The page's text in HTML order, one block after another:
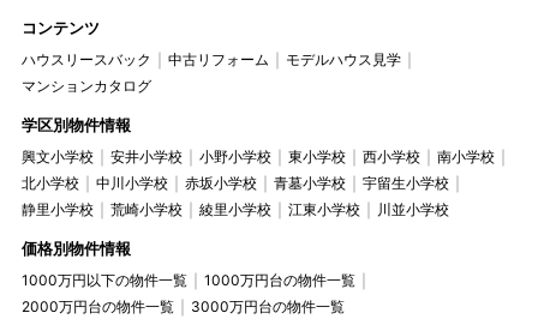
コンテンツ
ハウスリースバック 中古リフォーム
モデルハウス見学
マンションカタログ
学区別物件情報
興文小学校 安井小学校 小野小学校 東小学校 西小学校
南小学校
北小学校
中川小学校 赤坂小学校 青墓小学校
宇留生小学校
静里小学校
荒崎小学校 綾里小学校 江東小学校 川並小学校
価格別物件情報
1000万円以下の物件一覧
1000万円台の物件一覧
2000万円台の物件一覧
3000万円台の物件一覧